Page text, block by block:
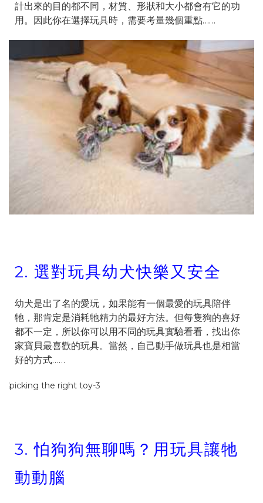
計出來的目的都不同，材質、形狀和大小都會有它的功
用。因此你在選擇玩具時，需要考量幾個重點……
2. 選對玩具幼犬快樂又安全
幼犬是出了名的愛玩，如果能有一個最愛的玩具陪伴
牠，那肯定是消耗牠精力的最好方法。但每隻狗的喜好
都不一定，所以你可以用不同的玩具實驗看看，找出你
家寶貝最喜歡的玩具。當然，自己動手做玩具也是相當
好的方式……
3.怕狗狗無聊嗎？用玩具讓牠
動動腦